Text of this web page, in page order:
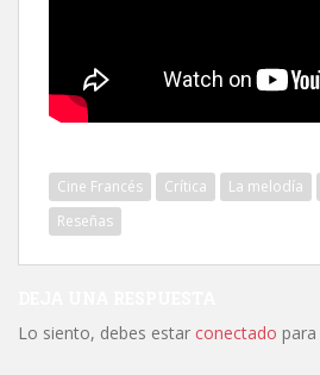
Cine Francés Crítica La melodía
Reseñas
Lo siento, debes estar conectado